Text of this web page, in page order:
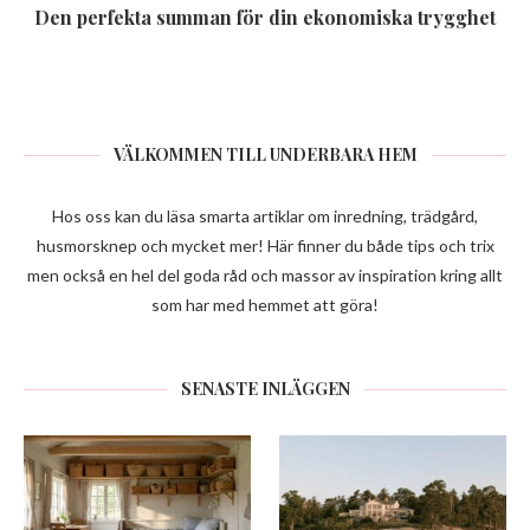
Den perfekta summan för din ekonomiska trygghet
VÄLKOMMEN TILL UNDERBARA HEM
Hos oss kan du läsa smarta artiklar om inredning, trädgård,
husmorsknep och mycket mer! Här finner du både tips och trix
men också en hel del goda råd och massor av inspiration kring allt
som har med hemmet att göra!
SENASTE INLÄGGEN